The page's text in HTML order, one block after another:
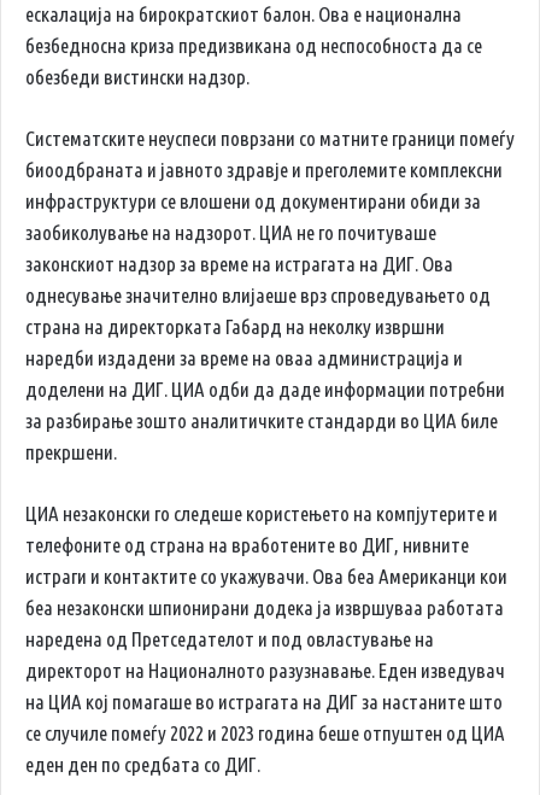
ескалација на бирократскиот балон. Ова е национална
безбедносна криза предизвикана од неспособноста да се
обезбеди вистински надзор.
Систематските неуспеси поврзани со матните граници помеѓу
биоодбраната и јавното здравје и преголемите комплексни
инфраструктури се влошени од документирани обиди за
заобиколување на надзорот. ЦИА не го почитуваше
законскиот надзор за време на истрагата на ДИГ. Ова
однесување значително влијаеше врз спроведувањето од
страна на директорката Габард на неколку извршни
наредби издадени за време на оваа администрација и
доделени на ДИГ. ЦИА одби да даде информации потребни
за разбирање зошто аналитичките стандарди во ЦИА биле
прекршени.
ЦИА незаконски го следеше користењето на компјутерите и
телефоните од страна на вработените во ДИГ, нивните
истраги и контактите со укажувачи. Ова беа Американци кои
беа незаконски шпионирани додека ја извршуваа работата
наредена од Претседателот и под овластување на
директорот на Националното разузнавање. Еден изведувач
на ЦИА кој помагаше во истрагата на ДИГ за настаните што
се случиле помеѓу 2022 и 2023 година беше отпуштен од ЦИА
еден ден по средбата со ДИГ.